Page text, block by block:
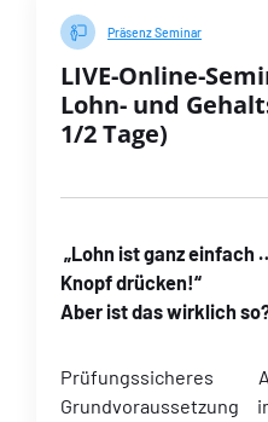
Präsenz Seminar
LIVE-Online-
Lohn- und
1/2 Tage)
„Lohn ist ganz einfach
Knopf drücken!“
Aber ist das wirklich
Grundvoraussetzung